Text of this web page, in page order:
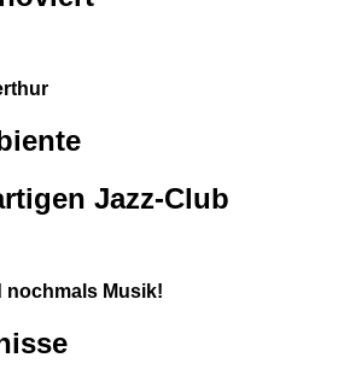
Jazz-Club
nochmals Musik!